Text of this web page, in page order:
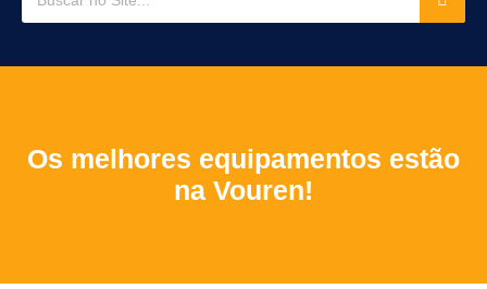
Os melhores equipamentos estão
na Vouren!